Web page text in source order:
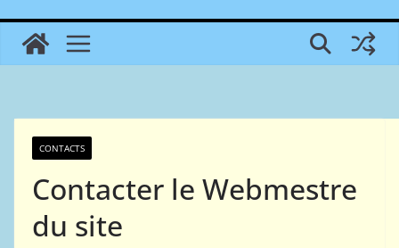
CONTACTS
Contacter le Webmestre
du site